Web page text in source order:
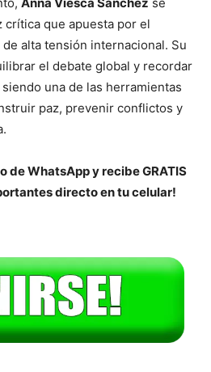
crítica que apuesta por el
alta tensión internacional. Su
el debate global y recordar
una de las herramientas
paz, prevenir conflictos y
de WhatsApp y recibe GRATIS
directo en tu celular!